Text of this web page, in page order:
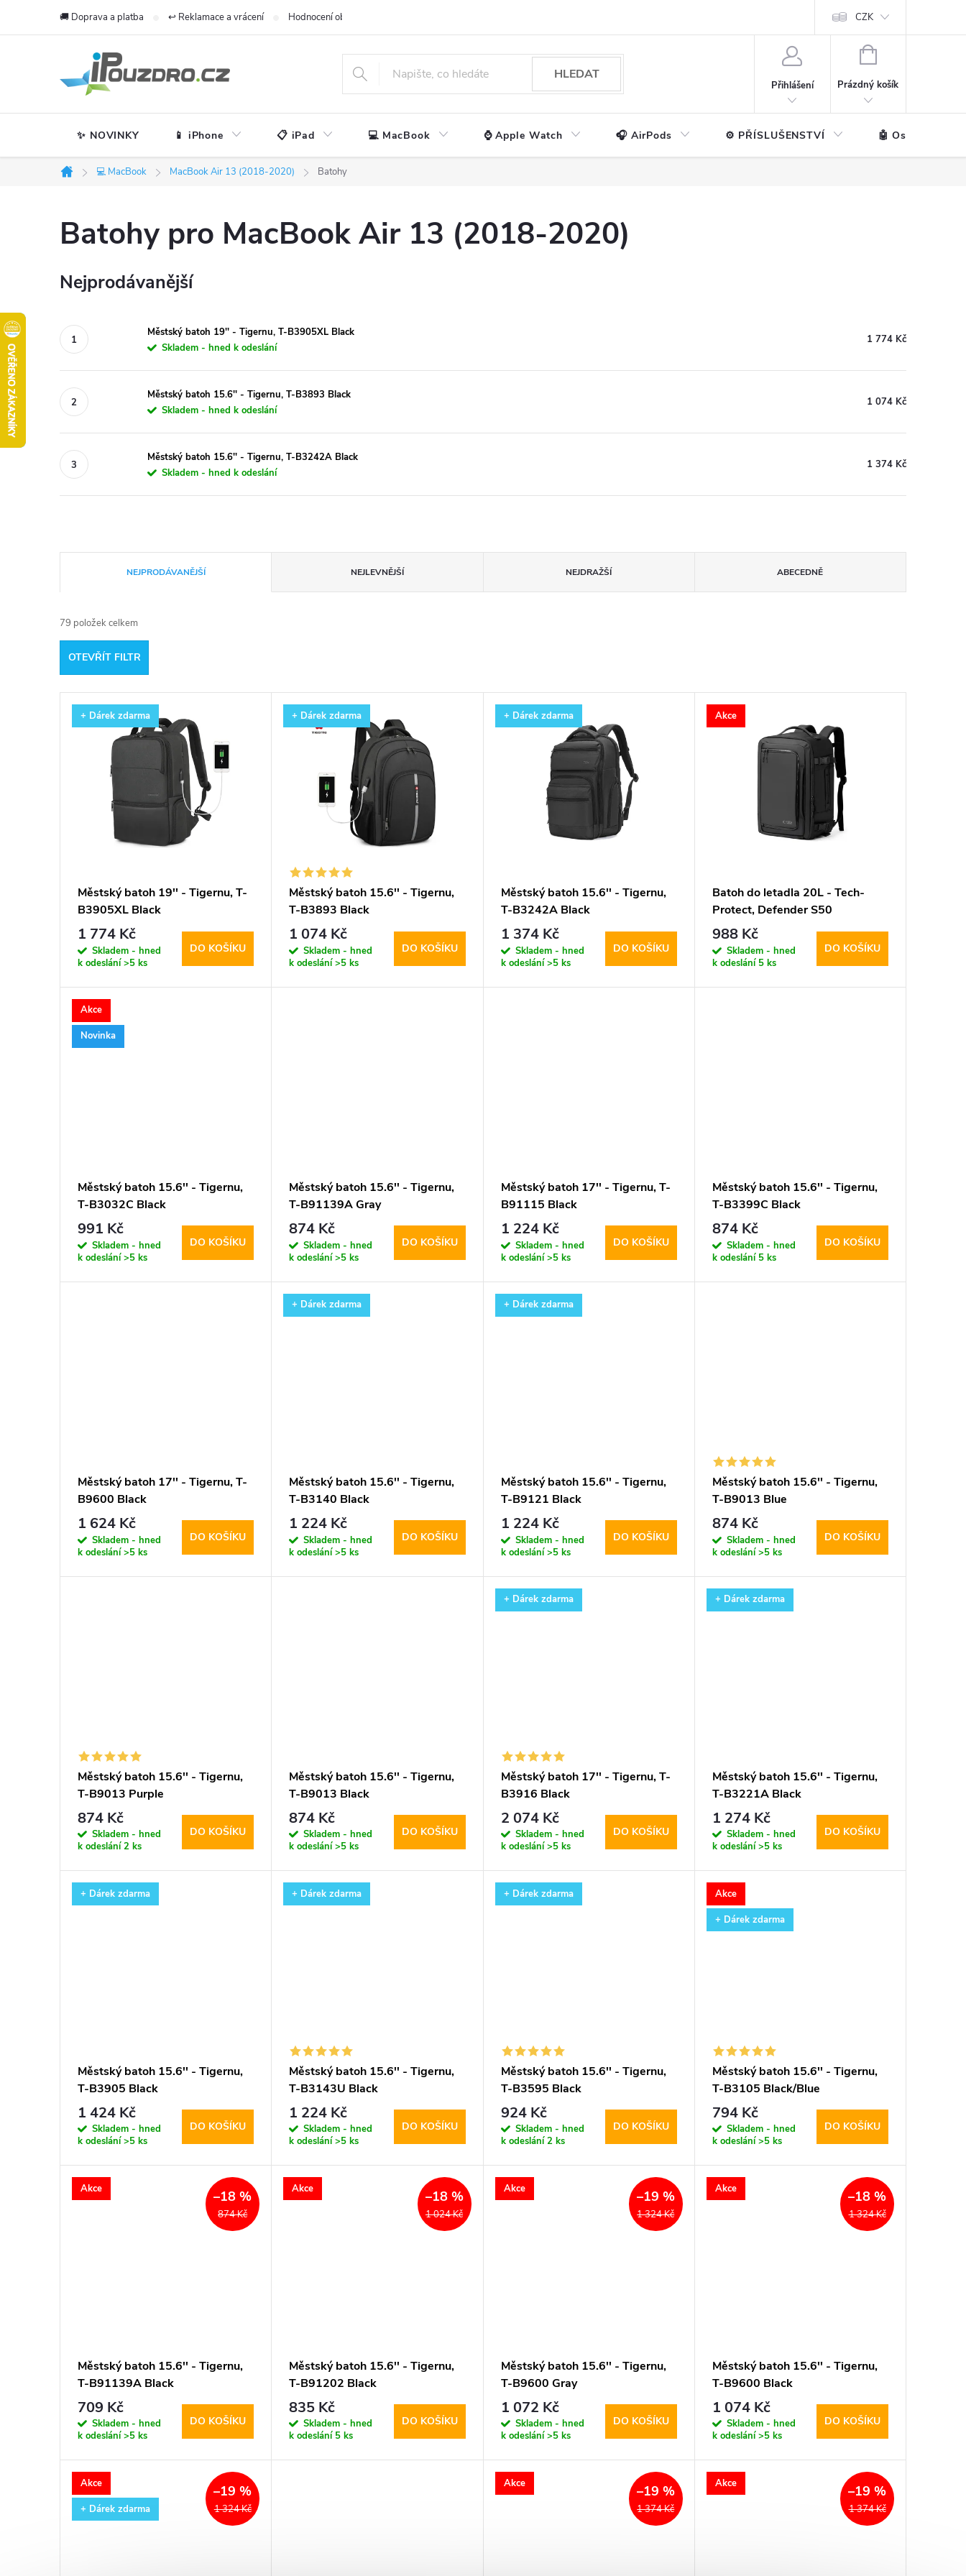
🚚 Doprava a platba ↩️ Reklamace a vrácení Hodnocení obchodu CZK
HLEDAT
Přihlášení
NÁKUPNÍ
Prázdný košík
✨ NOVINKY 📱 iPhone 📋 iPad 💻 MacBook ⌚ Apple Watch 🎧 AirPods ⚙️ PŘÍSLUŠENSTVÍ 🤖 Ostatní
Domů
💻 MacBook MacBook Air 13 (2018-2020) Batohy
Batohy pro MacBook Air 13 (2018-2020)
Nejprodávanější
Městský batoh 19'' - Tigernu, T-B3905XL Black
Skladem - hned k odeslání
1 774 Kč
Městský batoh 15.6'' - Tigernu, T-B3893 Black
Skladem - hned k odeslání
1 074 Kč
Městský batoh 15.6'' - Tigernu, T-B3242A Black
Skladem - hned k odeslání
1 374 Kč
a
z
e
n
t
ů
NEJPRODÁVANĚJŠÍ NEJLEVNĚJŠÍ NEJDRAŽŠÍ ABECEDNĚ
79 položek celkem
OTEVŘÍT FILTR
V
d
u
+ Dárek zdarma
Městský batoh 19'' - Tigernu, T-
B3905XL Black
1 774 Kč
Skladem - hned
k odeslání>5 ks
DO KOŠÍKU
+ Dárek zdarma
Městský batoh 15.6'' - Tigernu,
T-B3893 Black
1 074 Kč
Skladem - hned
k odeslání>5 ks
DO KOŠÍKU
+ Dárek zdarma
Městský batoh 15.6'' - Tigernu,
T-B3242A Black
1 374 Kč
Skladem - hned
k odeslání>5 ks
DO KOŠÍKU
Akce
Batoh do letadla 20L - Tech-
Protect, Defender S50
40x20x25 (RYANAIR &
WIZZAIR) Black
988 Kč
Skladem - hned
k odeslání 5 ks
DO KOŠÍKU
Akce
Novinka
Městský batoh 15.6'' - Tigernu,
T-B3032C Black
991 Kč
Skladem - hned
k odeslání>5 ks
DO KOŠÍKU
Městský batoh 15.6'' - Tigernu,
T-B91139A Gray
874 Kč
Skladem - hned
k odeslání>5 ks
DO KOŠÍKU
Městský batoh 17'' - Tigernu, T-
B91115 Black
1 224 Kč
Skladem - hned
k odeslání>5 ks
DO KOŠÍKU
Městský batoh 15.6'' - Tigernu,
T-B3399C Black
874 Kč
Skladem - hned
k odeslání 5 ks
DO KOŠÍKU
Městský batoh 17'' - Tigernu, T-
B9600 Black
1 624 Kč
Skladem - hned
k odeslání>5 ks
DO KOŠÍKU
+ Dárek zdarma
Městský batoh 15.6'' - Tigernu,
T-B3140 Black
1 224 Kč
Skladem - hned
k odeslání>5 ks
DO KOŠÍKU
+ Dárek zdarma
Městský batoh 15.6'' - Tigernu,
T-B9121 Black
1 224 Kč
Skladem - hned
k odeslání>5 ks
DO KOŠÍKU
Městský batoh 15.6'' - Tigernu,
T-B9013 Blue
874 Kč
Skladem - hned
k odeslání>5 ks
DO KOŠÍKU
Městský batoh 15.6'' - Tigernu,
T-B9013 Purple
874 Kč
Skladem - hned
k odeslání2 ks
DO KOŠÍKU
Městský batoh 15.6'' - Tigernu,
T-B9013 Black
874 Kč
Skladem - hned
k odeslání>5 ks
DO KOŠÍKU
+ Dárek zdarma
Městský batoh 17'' - Tigernu, T-
B3916 Black
2 074 Kč
Skladem - hned
k odeslání>5 ks
DO KOŠÍKU
+ Dárek zdarma
Městský batoh 15.6'' - Tigernu,
T-B3221A Black
1 274 Kč
Skladem - hned
k odeslání>5 ks
DO KOŠÍKU
+ Dárek zdarma
Městský batoh 15.6'' - Tigernu,
T-B3905 Black
1 424 Kč
Skladem - hned
k odeslání>5 ks
DO KOŠÍKU
+ Dárek zdarma
Městský batoh 15.6'' - Tigernu,
T-B3143U Black
1 224 Kč
Skladem - hned
k odeslání>5 ks
DO KOŠÍKU
+ Dárek zdarma
Městský batoh 15.6'' - Tigernu,
T-B3595 Black
924 Kč
Skladem - hned
k odeslání2 ks
DO KOŠÍKU
Akce
+ Dárek zdarma
Městský batoh 15.6'' - Tigernu,
T-B3105 Black/Blue
794 Kč
Skladem - hned
k odeslání>5 ks
DO KOŠÍKU
Akce
874 Kč
–18 %
Městský batoh 15.6'' - Tigernu,
T-B91139A Black
709 Kč
Skladem - hned
k odeslání>5 ks
DO KOŠÍKU
Akce
1 024 Kč
–18 %
Městský batoh 15.6'' - Tigernu,
T-B91202 Black
835 Kč
Skladem - hned
k odeslání 5 ks
DO KOŠÍKU
Akce
1 324 Kč
–19 %
Městský batoh 15.6'' - Tigernu,
T-B9600 Gray
1 072 Kč
Skladem - hned
k odeslání>5 ks
DO KOŠÍKU
Akce
1 324 Kč
–18 %
Městský batoh 15.6'' - Tigernu,
T-B9600 Black
1 074 Kč
Skladem - hned
k odeslání>5 ks
DO KOŠÍKU
Akce
+ Dárek zdarma
1 324 Kč
–19 % Akce
1 374 Kč
–19 % Akce
1 374 Kč
–19 %